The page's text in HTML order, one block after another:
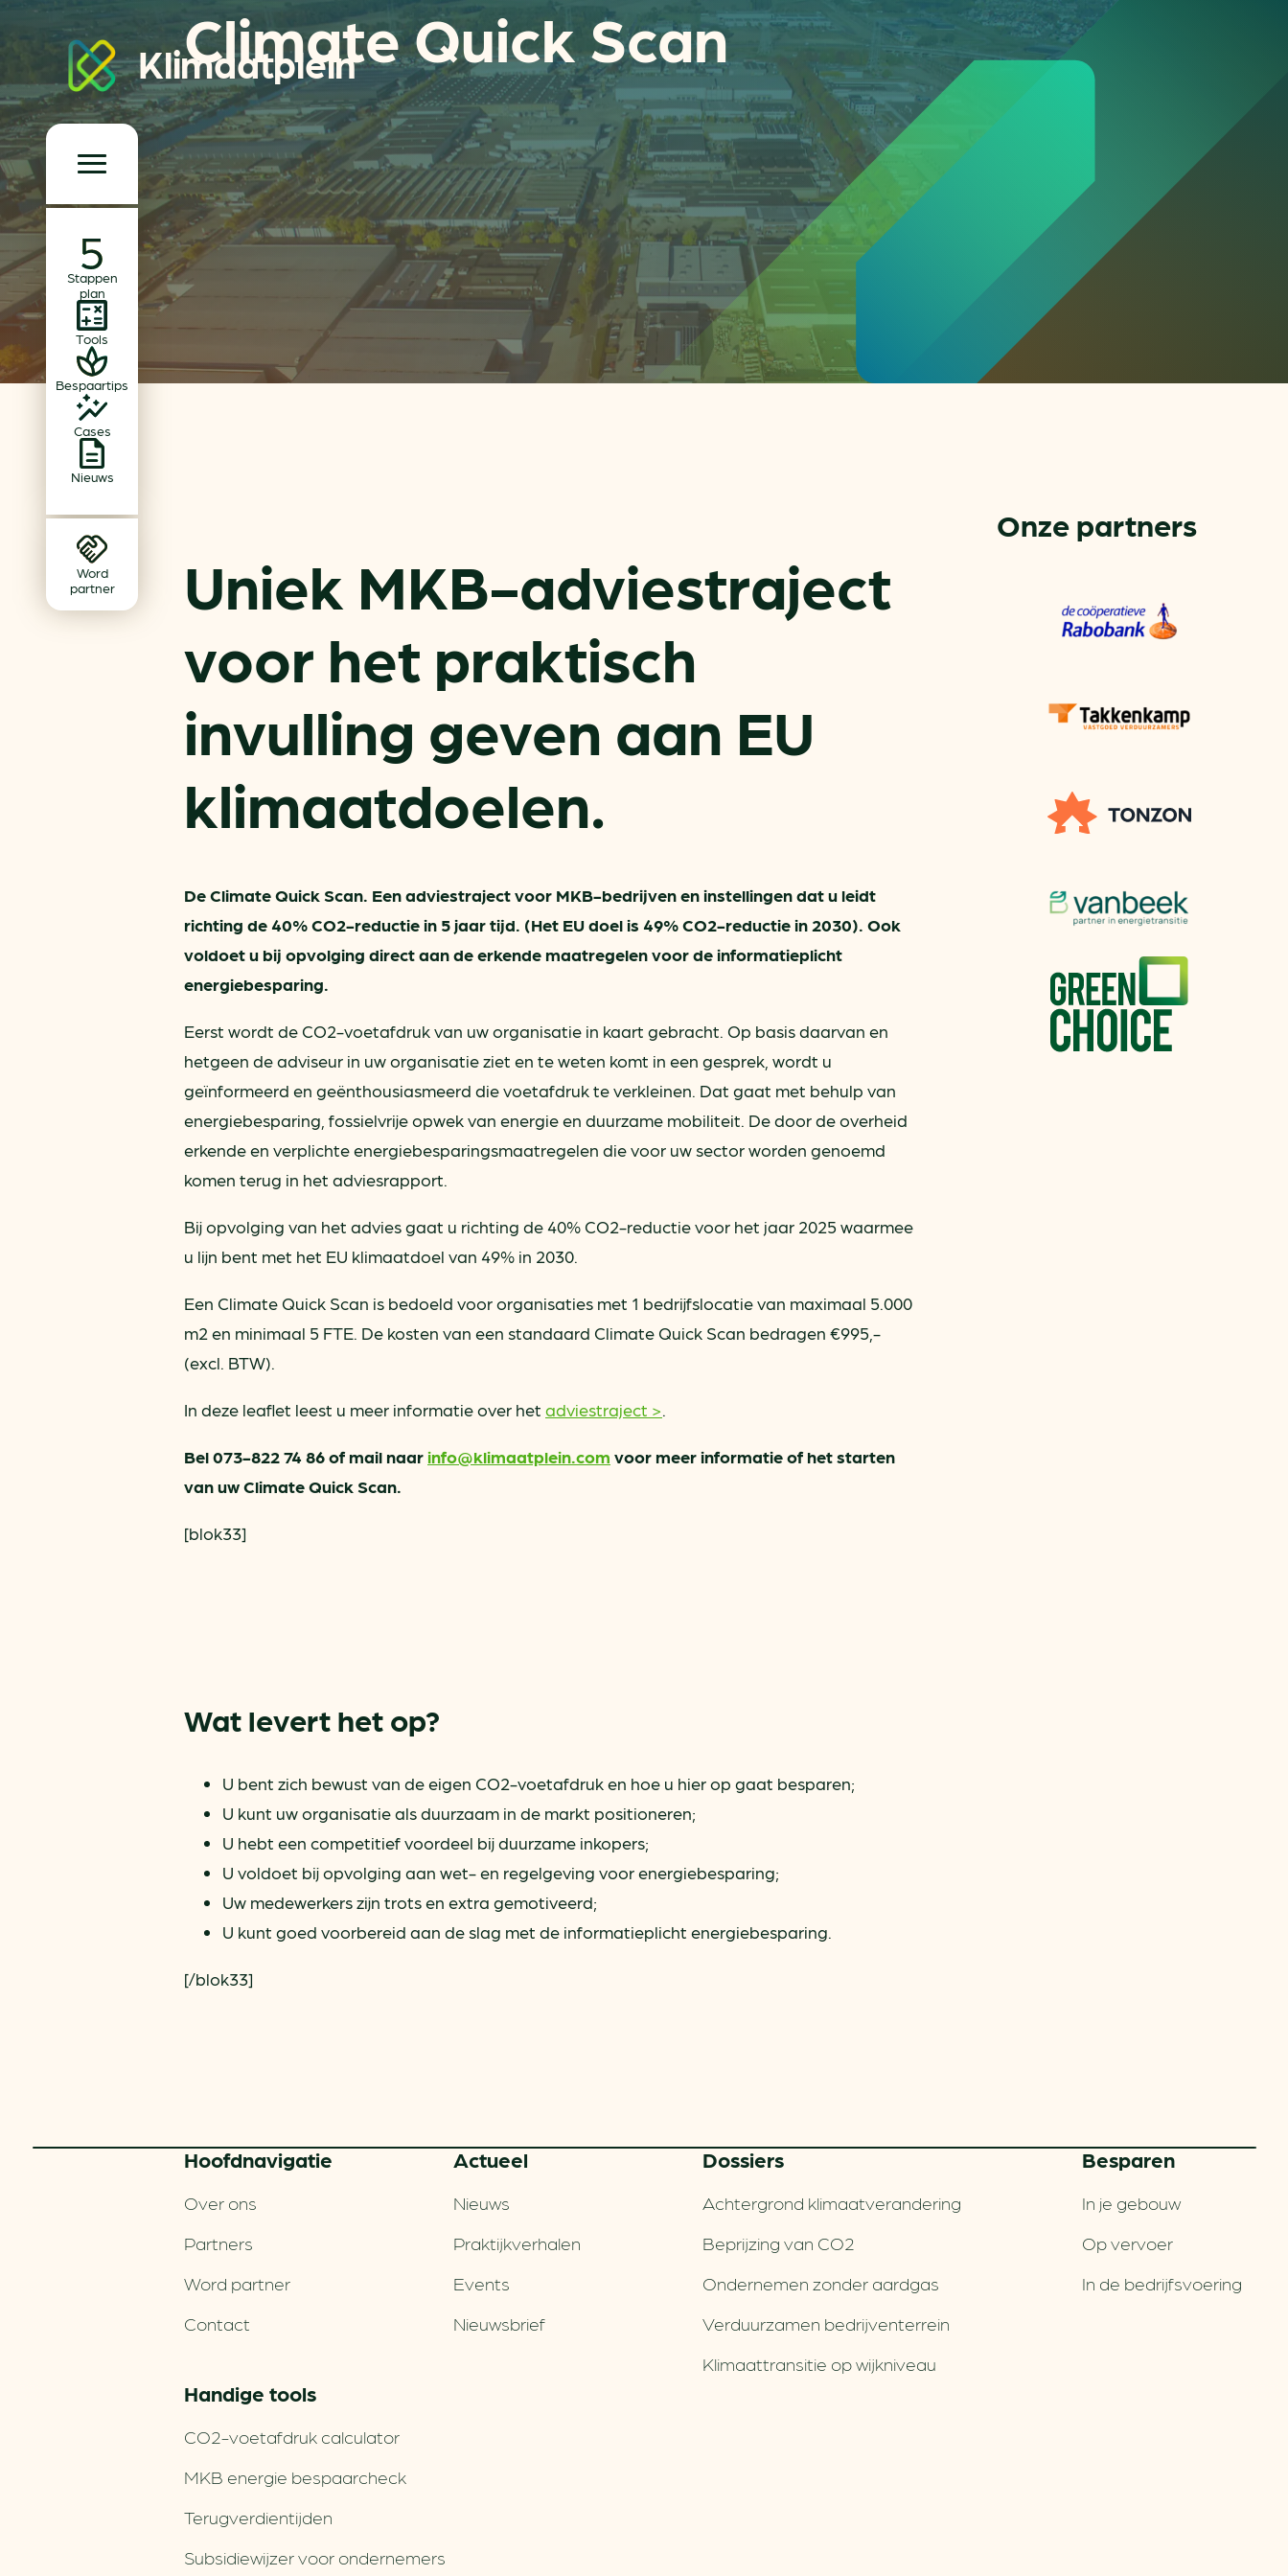
Klimaatplein
Stappen
plan
Tools
Bespaartips
Cases
Nieuws
Word
partner
Klimaatplein
Hoofd­navigatie
Over ons
Actueel
Nieuws
Praktijkverhalen
Events
Nieuwsbrief
Klimaattransitie op wijkniveau
Handige tools
CO2-voetafdruk calculator
MKB energie bespaarcheck
Terugverdien­tijden
Subsidiewijzer voor ondernemers
Voorkomen van klimaatschade
Energie besparen op uw PC
Climate Quick Scan
Uniek MKB-adviestraject
voor het praktisch
invulling geven aan EU
klimaatdoelen.
De Climate Quick Scan. Een adviestraject voor MKB-bedrijven en instellingen dat u leidt
richting de 40% CO2-reductie in 5 jaar tijd. (Het EU doel is 49% CO2-reductie in 2030). Ook
voldoet u bij opvolging direct aan de erkende maatregelen voor de informatieplicht
energiebesparing.
Eerst wordt de CO2-voetafdruk van uw organisatie in kaart gebracht. Op basis daarvan en
hetgeen de adviseur in uw organisatie ziet en te weten komt in een gesprek, wordt u
geïnformeerd en geënthousiasmeerd die voetafdruk te verkleinen. Dat gaat met behulp van
energiebesparing, fossielvrije opwek van energie en duurzame mobiliteit. De door de overheid
erkende en verplichte energiebesparingsmaatregelen die voor uw sector worden genoemd
komen terug in het adviesrapport.
Bij opvolging van het advies gaat u richting de 40% CO2-reductie voor het jaar 2025 waarmee
u lijn bent met het EU klimaatdoel van 49% in 2030.
Een Climate Quick Scan is bedoeld voor organisaties met 1 bedrijfslocatie van maximaal 5.000
m2 en minimaal 5 FTE. De kosten van een standaard Climate Quick Scan bedragen €995,-
(excl. BTW).
In deze leaflet leest u meer informatie over het adviestraject >
Bel 073-822 74 86 of mail naarinfo@klimaatplein.com voor meer informatie of het starten
van uw Climate Quick Scan.
[blok33]
Wat levert het op?
U bent zich bewust van de eigen CO2-voetafdruk en hoe u hier op gaat besparen;
U kunt uw organisatie als duurzaam in de markt positioneren;
U hebt een competitief voordeel bij duurzame inkopers;
U voldoet bij opvolging aan wet- en regelgeving voor energiebesparing;
Uw medewerkers zijn trots en extra gemotiveerd;
U kunt goed voorbereid aan de slag met de informatieplicht energiebesparing.
[/blok33]
Onze partners
Hoofd­navigatie
Over ons
Partners
Word partner
Contact
Actueel
Nieuws
Praktijkverhalen
Events
Nieuwsbrief
Dossiers
Achtergrond klimaatverandering
Beprijzing van CO2
Ondernemen zonder aardgas
Verduurzamen bedrijventerrein
Klimaattransitie op wijkniveau
Besparen
In je gebouw
Op vervoer
In de bedrijfsvoering
Handige tools
CO2-voetafdruk calculator
MKB energie bespaarcheck
Terugverdien­tijden
Subsidiewijzer voor ondernemers